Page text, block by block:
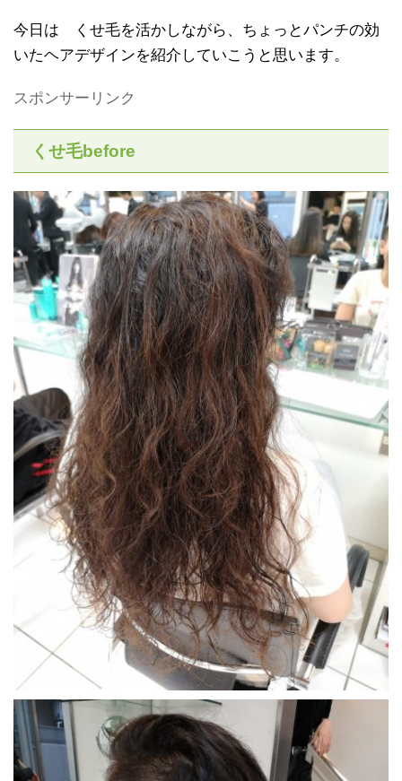
今日は くせ毛を活かしながら、ちょっとパンチの効
いたヘアデザインを紹介していこうと思います。
スポンサーリンク
くせ毛before